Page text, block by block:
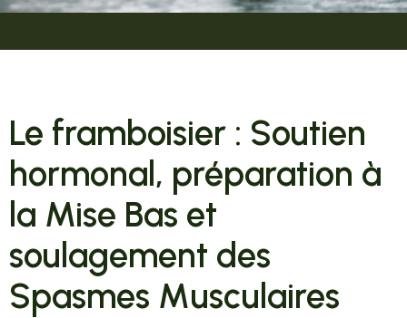
Le framboisier : Soutien
hormonal, préparation à
la Mise Bas et
soulagement des
Spasmes Musculaires